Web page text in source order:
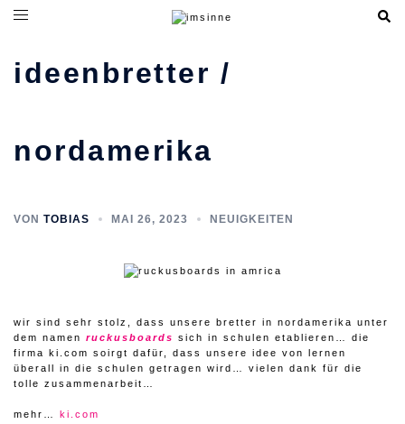
inhalt
ideenbretter /
nordamerika
VON TOBIAS MAI 26, 2023 NEUIGKEITEN
wir sind sehr stolz, dass unsere bretter in nordamerika unter
dem namen ruckusboards sich in schulen etablieren… die
firma ki.com soirgt dafür, dass unsere idee von lernen
überall in die schulen getragen wird… vielen dank für die
tolle zusammenarbeit…
mehr… ki.com